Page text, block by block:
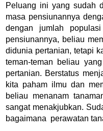
Peluang ini yang sudah
masa pensiunannya
dengan jumlah
pensiunannya, beliau
didunia pertanian, tetapi
teman-teman beliau
pertanian. Berstatus
kita paham ilmu dan
beliau menanam
sangat menakjubkan.
bagaimana perawatan